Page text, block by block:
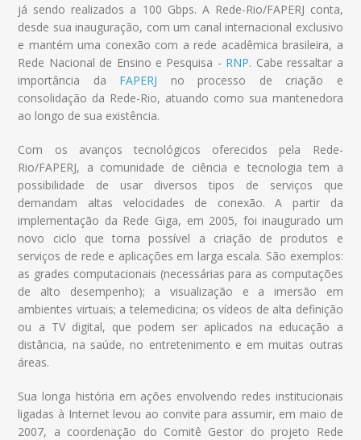
já sendo realizados a 100 Gbps. A Rede-Rio/FAPERJ conta,
desde sua inauguração, com um canal internacional exclusivo
e mantém uma conexão com a rede acadêmica brasileira, a
Rede Nacional de Ensino e Pesquisa - RNP. Cabe ressaltar a
importância da FAPERJ no processo de criação e
consolidação da Rede-Rio, atuando como sua mantenedora
ao longo de sua existência.
Com os avanços tecnológicos oferecidos pela Rede-
Rio/FAPERJ, a comunidade de ciência e tecnologia tem a
possibilidade de usar diversos tipos de serviços que
demandam altas velocidades de conexão. A partir da
implementação da Rede Giga, em 2005, foi inaugurado um
novo ciclo que torna possível a criação de produtos e
serviços de rede e aplicações em larga escala. São exemplos:
as grades computacionais (necessárias para as computações
de alto desempenho); a visualização e a imersão em
ambientes virtuais; a telemedicina; os vídeos de alta definição
ou a TV digital, que podem ser aplicados na educação a
distância, na saúde, no entretenimento e em muitas outras
áreas.
Sua longa história em ações envolvendo redes institucionais
ligadas à Internet levou ao convite para assumir, em maio de
2007, a coordenação do Comitê Gestor do projeto Rede